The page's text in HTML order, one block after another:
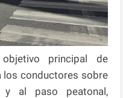
principal de
los conductores sobre
al paso peatonal,